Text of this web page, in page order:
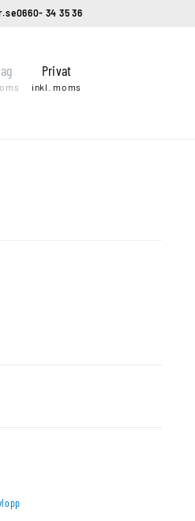
0660- 34 35 36
Privat
inkl. moms